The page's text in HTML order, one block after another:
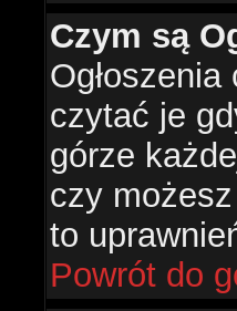
Czym są
czytać je
górze
czy
to
Powrót do